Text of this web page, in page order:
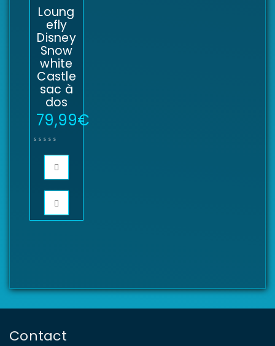
Loung
efly
Disney
Snow
white
Castle
sac à
dos
79,99€
Contact